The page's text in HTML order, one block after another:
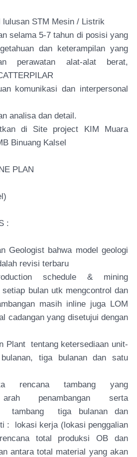
lulusan STM Mesin / Listrik
selama 5-7 tahun di posisi yang
dan keterampilan yang
perawatan alat-alat berat,
komunikasi dan interpersonal
analisa dan detail.
di Site project KIM Muara
Binuang Kalsel
PLAN
:
Geologist bahwa model geologi
revisi terbaru
schedule & mining
bulan utk mengcontrol dan
masih inline juga LOM
cadangan yang disetujui dengan
Plant tentang ketersediaan unit-
tiga bulanan dan satu
rencana tambang yang
arah penambangan serta
tambang tiga bulanan dan
: lokasi kerja (lokasi penggalian
total produksi OB dan
antara total material yang akan